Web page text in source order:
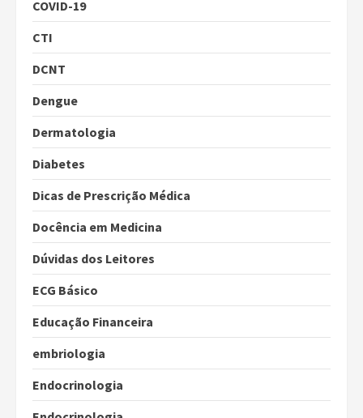
COVID-19
CTI
DCNT
Dengue
Dermatologia
Diabetes
Dicas de Prescrição Médica
Docência em Medicina
Dúvidas dos Leitores
ECG Básico
Educação Financeira
embriologia
Endocrinologia